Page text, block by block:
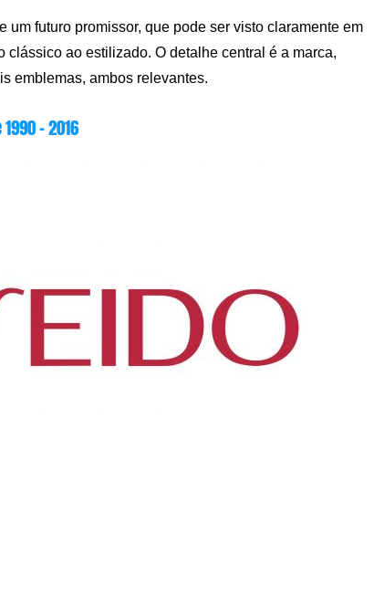
futuro promissor, que pode ser visto claramente em
ao estilizado. O detalhe central é a marca,
emblemas, ambos relevantes.
– 2016